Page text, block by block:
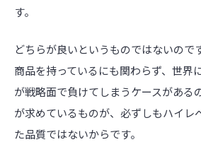
す。
どちらが良いというものではないので
商品を持っているにも関わらず、世界
が戦略面で負けてしまうケースがある
が求めているものが、必ずしもハイレ
た品質ではないからです。